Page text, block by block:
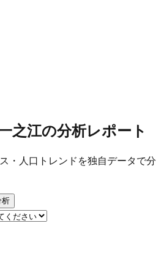
之江の分析レポート
・人口トレンドを独自データで分
析